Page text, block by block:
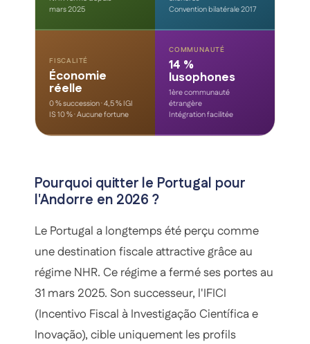
mars 2025
Convention bilatérale 2017
FISCALITÉ
Économie
réelle
0 % succession · 4,5 % IGI
IS 10 % · Aucune fortune
COMMUNAUTÉ
14 %
lusophones
1ère communauté
étrangère
Intégration facilitée
Pourquoi quitter le Portugal pour
l'Andorre en 2026 ?
Le Portugal a longtemps été perçu comme
une destination fiscale attractive grâce au
régime NHR. Ce régime a fermé ses portes au
31 mars 2025. Son successeur, l'IFICI
(Incentivo Fiscal à Investigação Científica e
Inovação), cible uniquement les profils